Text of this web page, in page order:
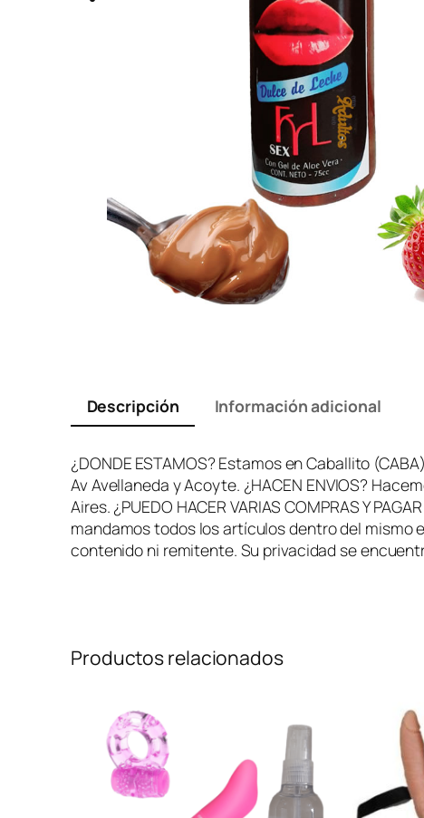
Descripción Información adicional
¿DONDE ESTAMOS? Estamos en Caballito
Av Avellaneda y Acoyte. ¿HACEN ENVIOS?
Aires. ¿PUEDO HACER VARIAS COMPRAS Y
mandamos todos los artículos dentro del mismo
contenido ni remitente. Su privacidad se
Productos relacionados